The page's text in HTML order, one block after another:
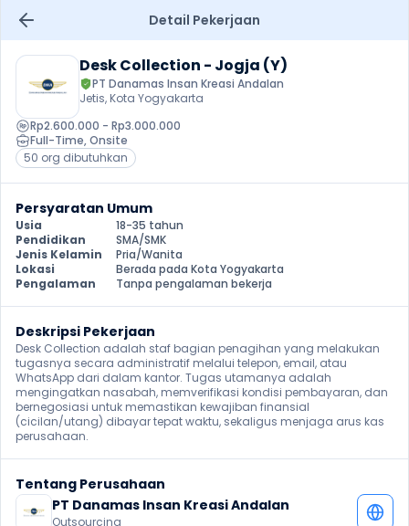
Detail Pekerjaan
Desk Collection - Jogja (Y)
PT Danamas Insan Kreasi Andalan
Jetis, Kota Yogyakarta
Rp2.600.000 - Rp3.000.000
Full-Time, Onsite
50 org dibutuhkan
Persyaratan Umum
Usia
18-35 tahun
Pendidikan
SMA/SMK
Jenis Kelamin
Pria/Wanita
Lokasi
Berada pada Kota Yogyakarta
Pengalaman
Tanpa pengalaman bekerja
Deskripsi Pekerjaan
Desk Collection adalah staf bagian penagihan yang melakukan
tugasnya secara administratif melalui telepon, email, atau
WhatsApp dari dalam kantor. Tugas utamanya adalah
mengingatkan nasabah, memverifikasi kondisi pembayaran, dan
bernegosiasi untuk memastikan kewajiban finansial
(cicilan/utang) dibayar tepat waktu, sekaligus menjaga arus kas
perusahaan.
Tentang Perusahaan
PT Danamas Insan Kreasi Andalan
Outsourcing